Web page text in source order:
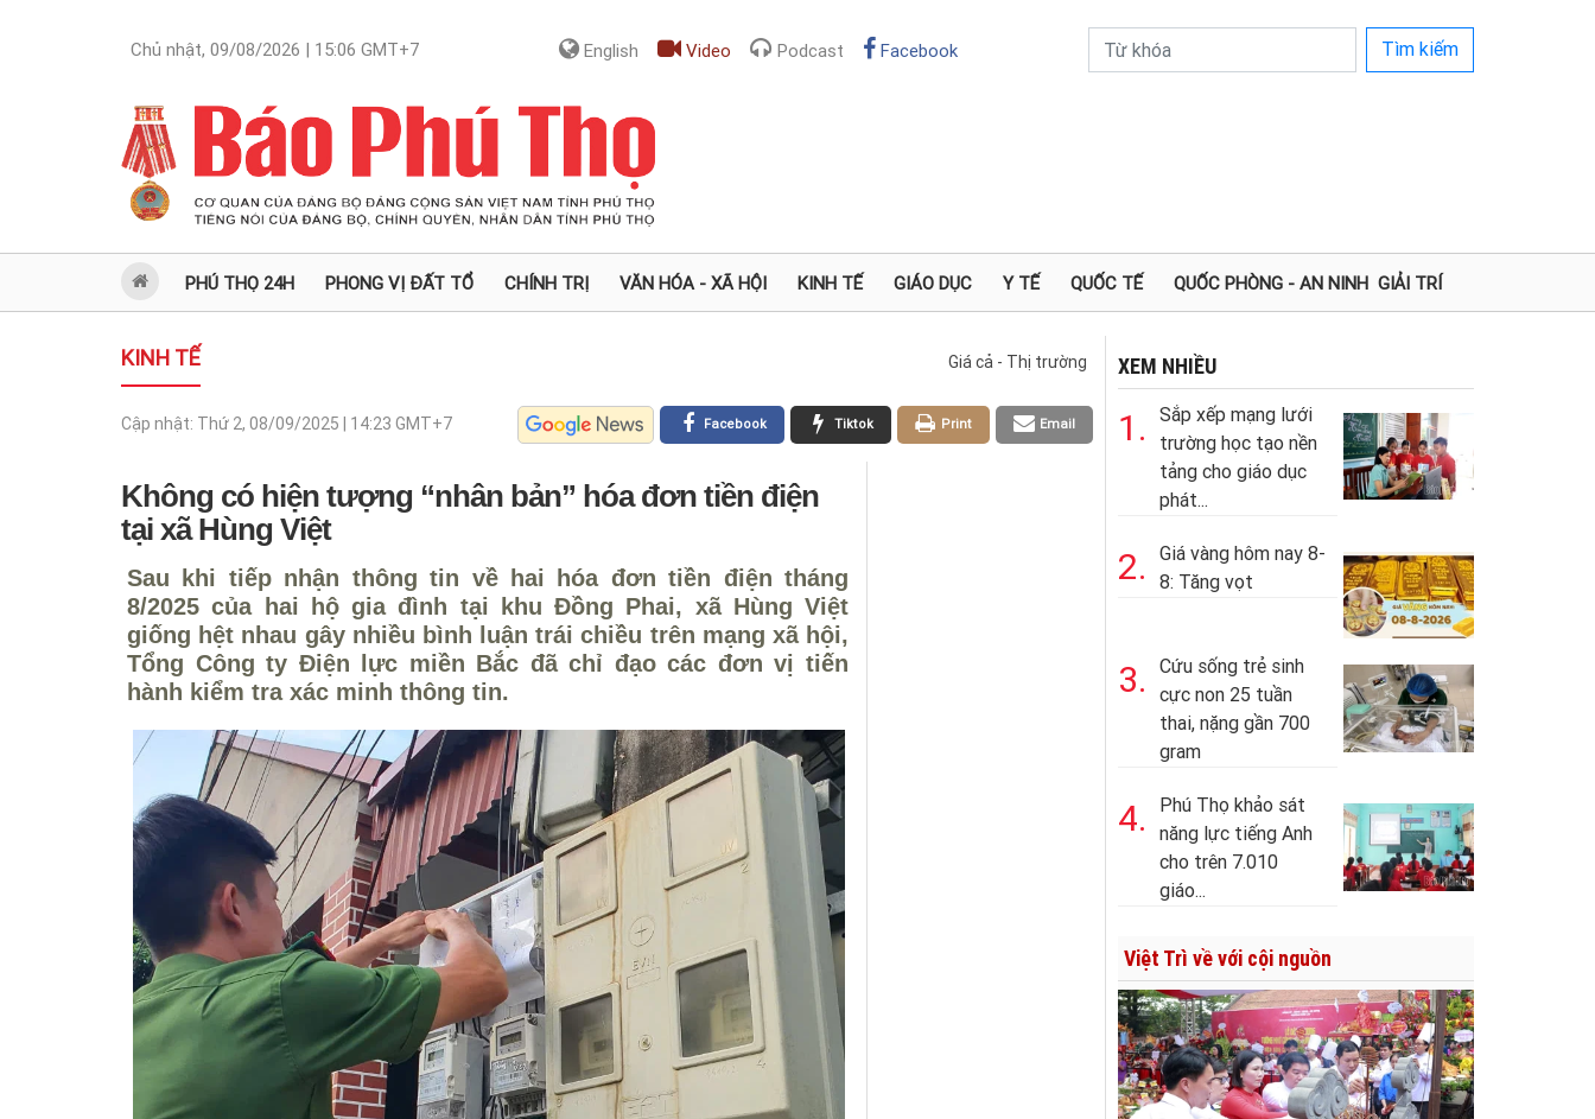
Chủ nhật, 09/08/2026 | 15:06 GMT+7 English Video Podcast Facebook Tìm kiếm
PHÚ THỌ 24H PHONG VỊ ĐẤT TỔ CHÍNH TRỊ VĂN HÓA - XÃ HỘI KINH TẾ GIÁO DỤC Y TẾ QUỐC TẾ QUỐC PHÒNG - AN NINH GIẢI TRÍ
KINH TẾ Giá cả - Thị trường
Cập nhật: Thứ 2, 08/09/2025 | 14:23 GMT+7 Email
Print
Tiktok
Facebook
Không có hiện tượng “nhân bản” hóa đơn tiền điện
tại xã Hùng Việt
Sau khi tiếp nhận thông tin về hai hóa đơn tiền điện tháng
8/2025 của hai hộ gia đình tại khu Đồng Phai, xã Hùng Việt
giống hệt nhau gây nhiều bình luận trái chiều trên mạng xã hội,
Tổng Công ty Điện lực miền Bắc đã chỉ đạo các đơn vị tiến
hành kiểm tra xác minh thông tin.
XEM NHIỀU
1.
Sắp xếp mạng lưới
trường học tạo nền
tảng cho giáo dục
phát...
2.
Giá vàng hôm nay 8-
8: Tăng vọt
3.
Cứu sống trẻ sinh
cực non 25 tuần
thai, nặng gần 700
gram
4.
Phú Thọ khảo sát
năng lực tiếng Anh
cho trên 7.010
giáo...
Việt Trì về với cội nguồn